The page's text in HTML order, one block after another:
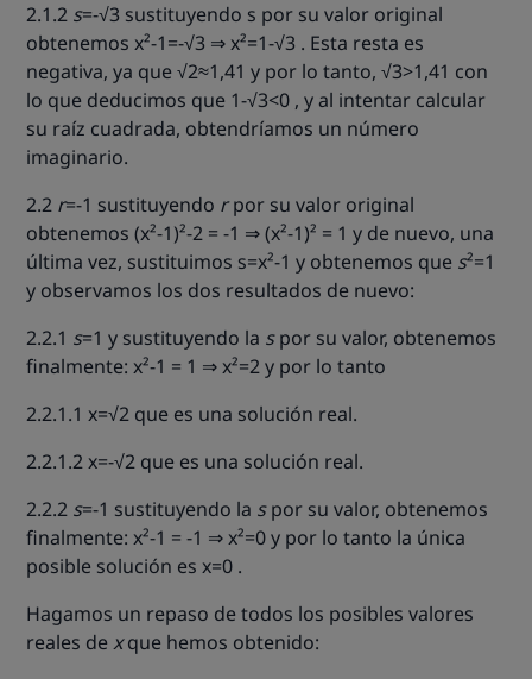
2.1.2 s=-√3 sustituyendo s por su valor original
obtenemos x²-1=-√3 ⇒ x²=1-√3 . Esta resta es
negativa, ya que √2≈1,41 y por lo tanto, √3>1,41 con
lo que deducimos que 1-√3<0 ,y al intentar calcular
su raíz cuadrada, obtendríamos un número
imaginario.
2.2 r=-1 sustituyendo rpor su valor original
obtenemos(x²-1)²-2 = -1 ⇒ (x²-1)² = 1 y de nuevo, una
última vez, sustituimos s=x²-1 y obtenemos que s²=1
y observamos los dos resultados de nuevo:
2.2.1 s=1 y sustituyendo la spor su valor, obtenemos
finalmente: x²-1 = 1 ⇒ x²=2 y por lo tanto
2.2.1.1 x=√2 que es una solución real.
2.2.1.2 x=-√2 que es una solución real.
2.2.2 s=-1 sustituyendo la spor su valor, obtenemos
finalmente: x²-1 = -1 ⇒ x²=0 y por lo tanto la única
posible solución es x=0 .
Hagamos un repaso de todos los posibles valores
reales dexque hemos obtenido: